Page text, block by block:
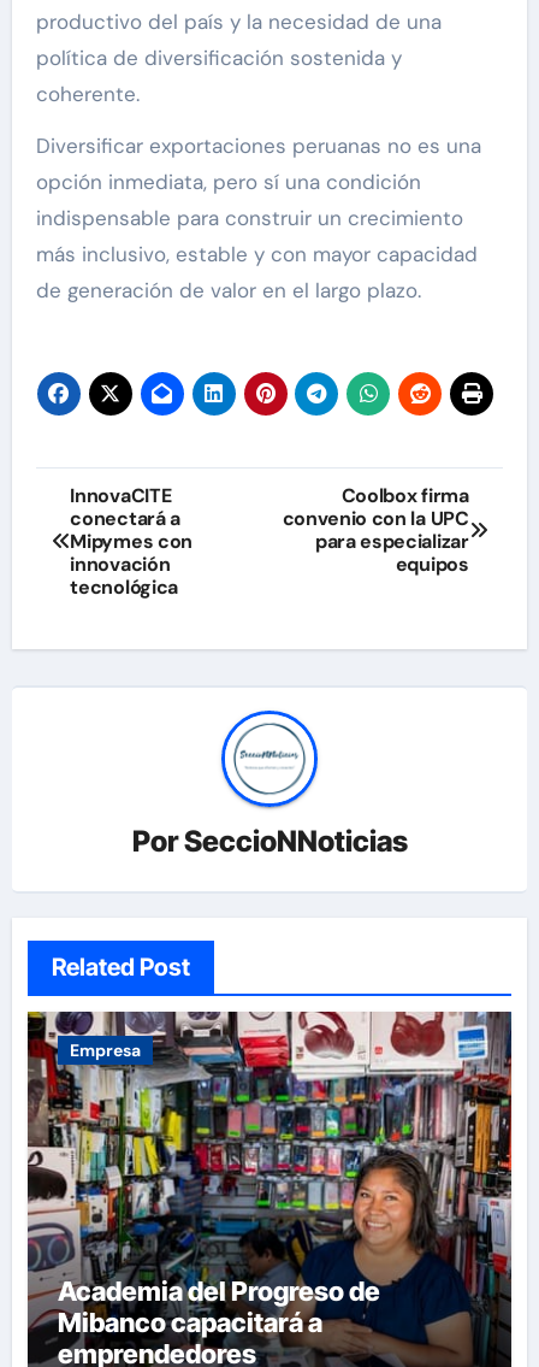
productivo del país y la necesidad de una
política de diversificación sostenida y
coherente.
Diversificar exportaciones peruanas no es una
opción inmediata, pero sí una condición
indispensable para construir un crecimiento
más inclusivo, estable y con mayor capacidad
de generación de valor en el largo plazo.
Navegación
de
entradas
InnovaCITE
conectará a
Mipymes con
innovación
tecnológica
Coolbox firma
convenio con la UPC
para especializar
equipos
PorSeccioNNoticias
Related Post
Empresa
Academia del Progreso de
Mibanco capacitará a
emprendedores